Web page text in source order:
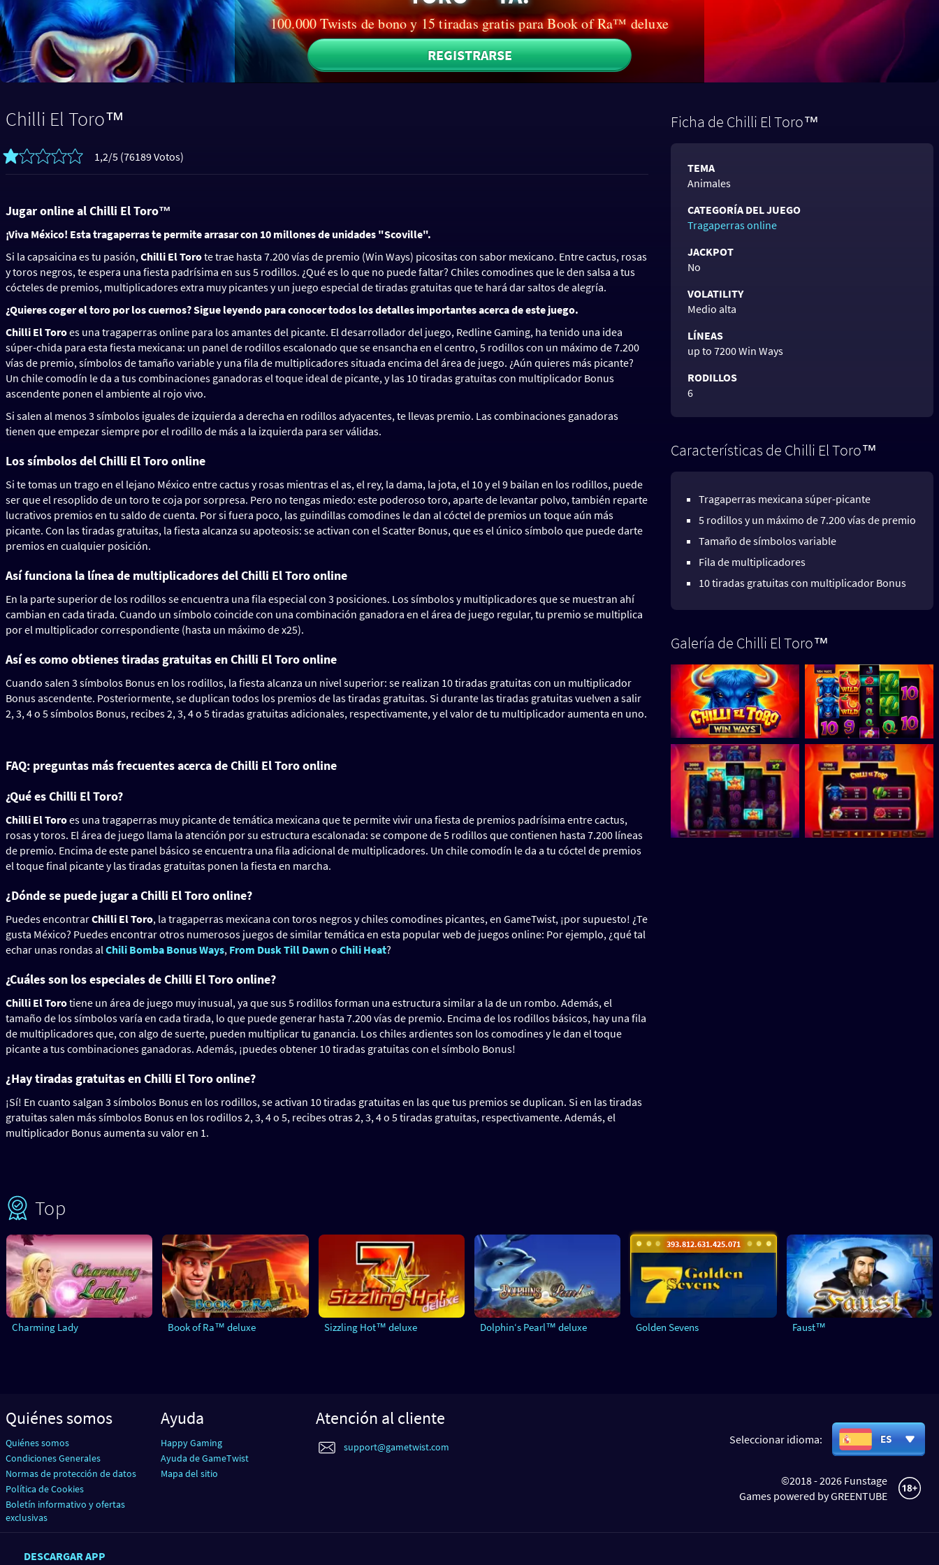
100.000 Twists de bono y 15 tiradas gratis para Book of Ra™ deluxe
REGISTRARSE
Chilli El Toro™
1,2/5 (76189 Votos)
Jugar online al Chilli El Toro™
¡Viva México! Esta tragaperras te permite arrasar con 10 millones de unidades "Scoville".
Si la capsaicina es tu pasión, Chilli El Torote trae hasta 7.200 vías de premio (Win Ways) picositas con sabor mexicano. Entre cactus, rosas
y toros negros, te espera una fiesta padrísima en sus 5 rodillos. ¿Qué es lo que no puede faltar? Chiles comodines que le den salsa a tus
cócteles de premios, multiplicadores extra muy picantes y un juego especial de tiradas gratuitas que te hará dar saltos de alegría.
¿Quieres coger el toro por los cuernos? Sigue leyendo para conocer todos los detalles importantes acerca de este juego.
Chilli El Toroes una tragaperras online para los amantes del picante. El desarrollador del juego, Redline Gaming, ha tenido una idea
súper-chida para esta fiesta mexicana: un panel de rodillos escalonado que se ensancha en el centro, 5 rodillos con un máximo de 7.200
vías de premio, símbolos de tamaño variable y una fila de multiplicadores situada encima del área de juego. ¿Aún quieres más picante?
Un chile comodín le da a tus combinaciones ganadoras el toque ideal de picante, y las 10 tiradas gratuitas con multiplicador Bonus
ascendente ponen el ambiente al rojo vivo.
Si salen al menos 3 símbolos iguales de izquierda a derecha en rodillos adyacentes, te llevas premio. Las combinaciones ganadoras
tienen que empezar siempre por el rodillo de más a la izquierda para ser válidas.
Los símbolos del Chilli El Toro online
Si te tomas un trago en el lejano México entre cactus y rosas mientras el as, el rey, la dama, la jota, el 10 y el 9 bailan en los rodillos, puede
ser que el resoplido de un toro te coja por sorpresa. Pero no tengas miedo: este poderoso toro, aparte de levantar polvo, también reparte
lucrativos premios en tu saldo de cuenta. Por si fuera poco, las guindillas comodines le dan al cóctel de premios un toque aún más
picante. Con las tiradas gratuitas, la fiesta alcanza su apoteosis: se activan con el Scatter Bonus, que es el único símbolo que puede darte
premios en cualquier posición.
Así funciona la línea de multiplicadores del Chilli El Toro online
En la parte superior de los rodillos se encuentra una fila especial con 3 posiciones. Los símbolos y multiplicadores que se muestran ahí
cambian en cada tirada. Cuando un símbolo coincide con una combinación ganadora en el área de juego regular, tu premio se multiplica
por el multiplicador correspondiente (hasta un máximo de x25).
Así es como obtienes tiradas gratuitas en Chilli El Toro online
Cuando salen 3 símbolos Bonus en los rodillos, la fiesta alcanza un nivel superior: se realizan 10 tiradas gratuitas con un multiplicador
Bonus ascendente. Posteriormente, se duplican todos los premios de las tiradas gratuitas. Si durante las tiradas gratuitas vuelven a salir
2, 3, 4 o 5 símbolos Bonus, recibes 2, 3, 4 o 5 tiradas gratuitas adicionales, respectivamente, y el valor de tu multiplicador aumenta en uno.
FAQ: preguntas más frecuentes acerca de Chilli El Toro online
¿Qué es Chilli El Toro?
Chilli El Toroes una tragaperras muy picante de temática mexicana que te permite vivir una fiesta de premios padrísima entre cactus,
rosas y toros. El área de juego llama la atención por su estructura escalonada: se compone de 5 rodillos que contienen hasta 7.200 líneas
de premio. Encima de este panel básico se encuentra una fila adicional de multiplicadores. Un chile comodín le da a tu cóctel de premios
el toque final picante y las tiradas gratuitas ponen la fiesta en marcha.
¿Dónde se puede jugar a Chilli El Toro online?
Puedes encontrarChilli El Toro, la tragaperras mexicana con toros negros y chiles comodines picantes, en GameTwist, ¡por supuesto! ¿Te
gusta México? Puedes encontrar otros numerosos juegos de similar temática en esta popular web de juegos online: Por ejemplo, ¿qué tal
echar unas rondas al Chili Bomba Bonus Ways, From Dusk Till Dawno Chili Heat?
¿Cuáles son los especiales de Chilli El Toro online?
Chilli El Torotiene un área de juego muy inusual, ya que sus 5 rodillos forman una estructura similar a la de un rombo. Además, el
tamaño de los símbolos varía en cada tirada, lo que puede generar hasta 7.200 vías de premio. Encima de los rodillos básicos, hay una fila
de multiplicadores que, con algo de suerte, pueden multiplicar tu ganancia. Los chiles ardientes son los comodines y le dan el toque
picante a tus combinaciones ganadoras. Además, ¡puedes obtener 10 tiradas gratuitas con el símbolo Bonus!
¿Hay tiradas gratuitas en Chilli El Toro online?
¡Sí! En cuanto salgan 3 símbolos Bonus en los rodillos, se activan 10 tiradas gratuitas en las que tus premios se duplican. Si en las tiradas
gratuitas salen más símbolos Bonus en los rodillos 2, 3, 4 o 5, recibes otras 2, 3, 4 o 5 tiradas gratuitas, respectivamente. Además, el
multiplicador Bonus aumenta su valor en 1.
Ficha de Chilli El Toro™
TEMA
Animales
CATEGORÍA DEL JUEGO
Tragaperras online
JACKPOT
No
VOLATILITY
Medio alta
LÍNEAS
up to 7200 Win Ways
RODILLOS
6
Características de Chilli El Toro™
Tragaperras mexicana súper-picante
5 rodillos y un máximo de 7.200 vías de premio
Tamaño de símbolos variable
Fila de multiplicadores
10 tiradas gratuitas con multiplicador Bonus
Galería de Chilli El Toro™
Top
Charming Lady Book of Ra™ deluxe Sizzling Hot™ deluxe Dolphin‘s Pearl™ deluxe
393.812.636.446.605
Golden Sevens Faust™
Quiénes somos
Quiénes somos
Condiciones Generales
Normas de protección de datos
Política de Cookies
Boletín informativo y ofertas
exclusivas
Ayuda
Happy Gaming
Ayuda de GameTwist
Mapa del sitio
Atención al cliente
support@gametwist.com
Seleccionar idioma: ES
©2018 - 2026 Funstage
Games powered by GREENTUBE
DESCARGAR APP